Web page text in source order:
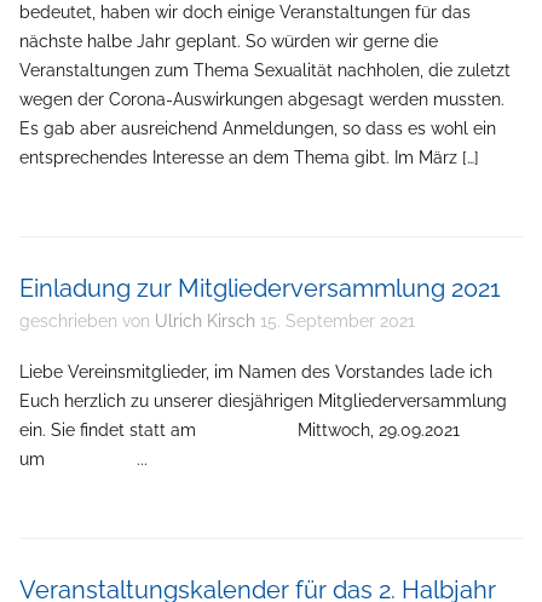
bedeutet, haben wir doch einige Veranstaltungen für das
nächste halbe Jahr geplant. So würden wir gerne die
Veranstaltungen zum Thema Sexualität nachholen, die zuletzt
wegen der Corona-Auswirkungen abgesagt werden mussten.
Es gab aber ausreichend Anmeldungen, so dass es wohl ein
entsprechendes Interesse an dem Thema gibt. Im März […]
Einladung zur Mitgliederversammlung 2021
geschrieben von Ulrich Kirsch 15. September 2021
Liebe Vereinsmitglieder, im Namen des Vorstandes lade ich
Euch herzlich zu unserer diesjährigen Mitgliederversammlung
ein. Sie findet statt am Mittwoch, 29.09.2021
um ...
Veranstaltungskalender für das 2. Halbjahr